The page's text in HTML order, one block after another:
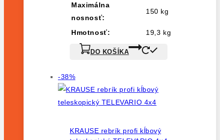
Maximálna
nosnosť:
150 kg
Hmotnosť: 19,3 kg
DO KOŠÍKA
-38%Výrobok
na
predaj
KRAUSE rebrík profi kĺbový